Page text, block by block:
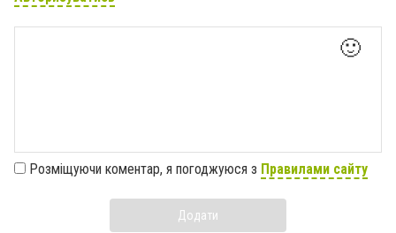
🙂
Розміщуючи коментар, я погоджуюся з Правилами сайту
Додати